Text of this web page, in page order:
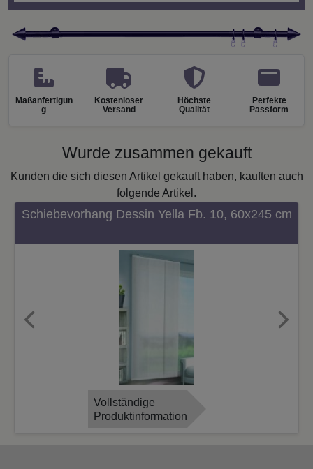
Maßanfertigun
g
Kostenloser
Versand
Höchste
Qualität
Perfekte
Passform
Wurde zusammen gekauft
Kunden die sich diesen Artikel gekauft haben, kauften auch
folgende Artikel.
Schiebevorhang Dessin Yella Fb. 10, 60x245 cm
Vollständige
Produktinformation
Previous Next